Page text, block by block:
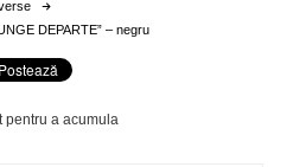
DEPARTE” – negru
pentru a acumula